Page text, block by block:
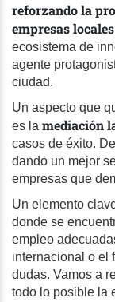
reforzando la
empresas locales
ecosistema de
agente
ciudad.
Un aspecto que
es la mediación
casos de éxito.
dando un mejor
empresas que
Un elemento
donde se
empleo
internacional o el
dudas. Vamos a
todo lo posible la